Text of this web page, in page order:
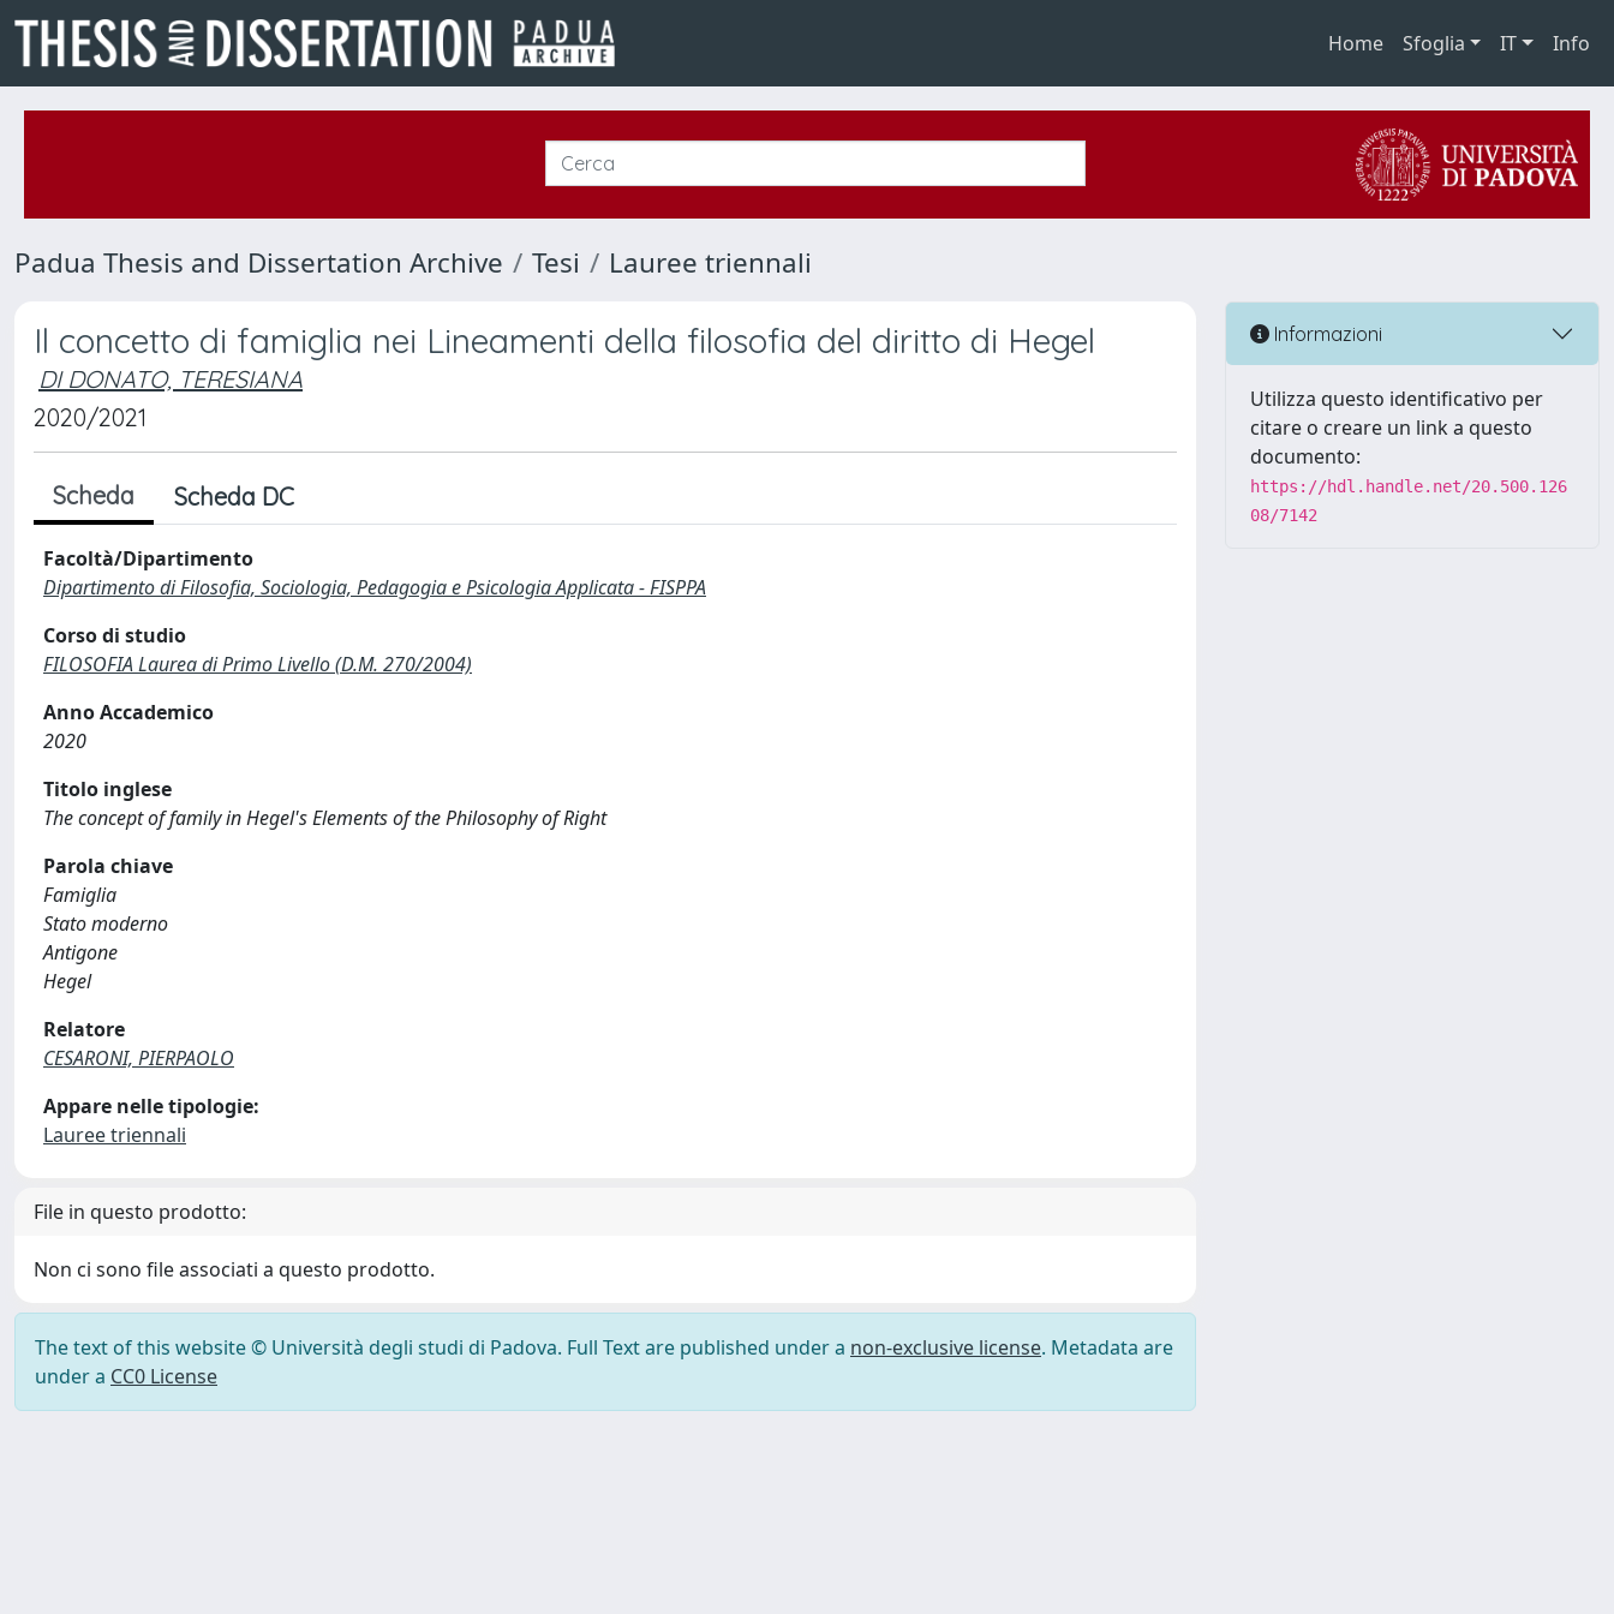
Home Sfoglia IT Info
Padua Thesis and Dissertation Archive Tesi Lauree triennali
Il concetto di famiglia nei Lineamenti della filosofia del diritto di Hegel
DI DONATO, TERESIANA
2020/2021
Scheda Scheda DC
Facoltà/Dipartimento
Dipartimento di Filosofia, Sociologia, Pedagogia e Psicologia Applicata - FISPPA
Corso di studio
FILOSOFIA Laurea di Primo Livello (D.M. 270/2004)
Anno Accademico
2020
Titolo inglese
The concept of family in Hegel's Elements of the Philosophy of Right
Parola chiave
Famiglia
Stato moderno
Antigone
Hegel
Relatore
CESARONI, PIERPAOLO
Appare nelle tipologie:
Lauree triennali
File in questo prodotto:
Non ci sono file associati a questo prodotto.
The text of this website © Università degli studi di Padova. Full Text are published under a non-exclusive license. Metadata are
under a CC0 License
Informazioni
Utilizza questo identificativo per
citare o creare un link a questo
documento:
https://hdl.handle.net/20.500.126
08/7142